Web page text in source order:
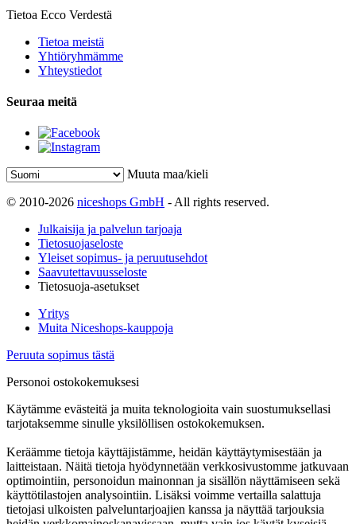
Tietoa Ecco Verdestä
Tietoa meistä
Yhtiöryhmämme
Yhteystiedot
Seuraa meitä
Muuta maa/kieli
© 2010-2026 niceshops GmbH - All rights reserved.
Julkaisija ja palvelun tarjoaja
Tietosuojaseloste
Yleiset sopimus- ja peruutusehdot
Saavutettavuusseloste
Tietosuoja-asetukset
Yritys
Muita Niceshops-kauppoja
Peruuta sopimus tästä
Personoi ostokokemuksesi
Käytämme evästeitä ja muita teknologioita vain suostumuksellasi
tarjotaksemme sinulle yksilöllisen ostokokemuksen.
Keräämme tietoja käyttäjistämme, heidän käyttäytymisestään ja
laitteistaan. Näitä tietoja hyödynnetään verkkosivustomme jatkuvaan
optimointiin, personoidun mainonnan ja sisällön näyttämiseen sekä
käyttötilastojen analysointiin. Lisäksi voimme vertailla salattuja
tietojasi ulkoisten palveluntarjoajien kanssa ja näyttää tarjouksia